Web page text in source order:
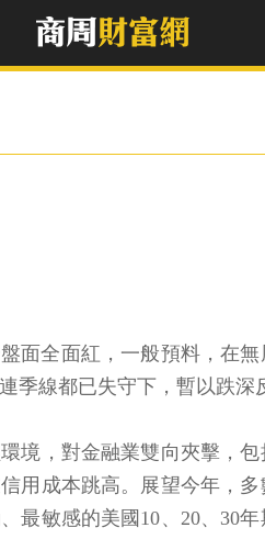
面全面紅，一般預料，在
季線都已失守下，暫以跌深
境，對金融業雙向夾擊，
用成本跳高。展望今年，
最敏感的美國10、20、30